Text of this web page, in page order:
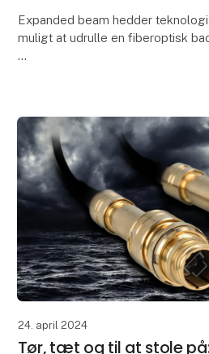
Expanded beam hedder
muligt at udrulle en fiberoptisk
24. april 2024
Tør, tæt og til at stole